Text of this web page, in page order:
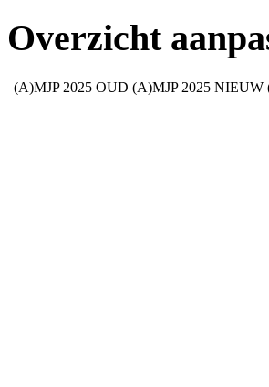
Overzicht
(A)MJP 2025 OUD (A)MJP 2025 NIEUW